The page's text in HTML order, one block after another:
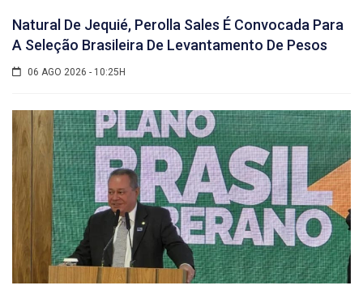
Natural De Jequié, Perolla Sales É Convocada Para
A Seleção Brasileira De Levantamento De Pesos
06 AGO 2026 - 10:25H